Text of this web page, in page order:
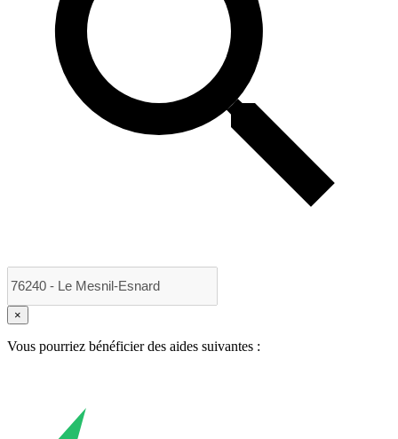
×
Vous pourriez bénéficier des aides suivantes :